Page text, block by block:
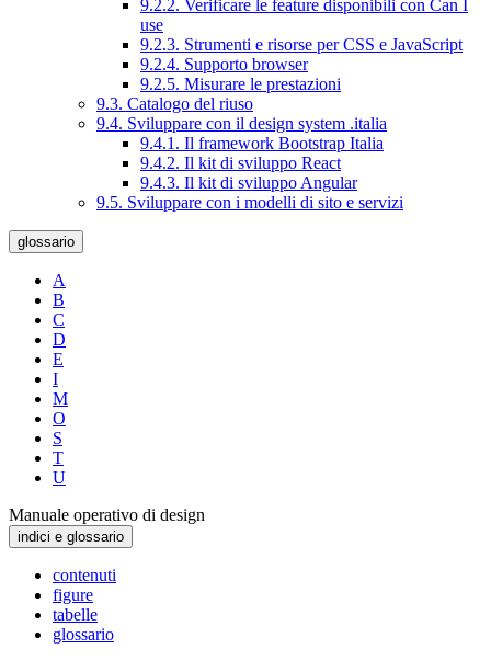
9.2.2. Verificare le feature disponibili con Can I
use
9.2.3. Strumenti e risorse per CSS e JavaScript
9.2.4. Supporto browser
9.2.5. Misurare le prestazioni
9.3. Catalogo del riuso
9.4. Sviluppare con il design system .italia
9.4.1. Il framework Bootstrap Italia
9.4.2. Il kit di sviluppo React
9.4.3. Il kit di sviluppo Angular
9.5. Sviluppare con i modelli di sito e servizi
glossario
A
B
C
D
E
I
M
O
S
T
U
Manuale operativo di design
indici e glossario
contenuti
figure
tabelle
glossario